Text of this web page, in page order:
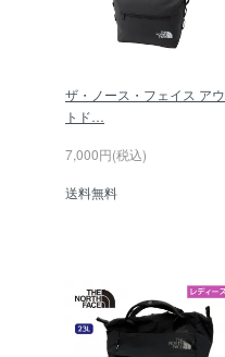
ザ・ノース・フェイス アウ
トド…
7,000円(税込)
送料無料